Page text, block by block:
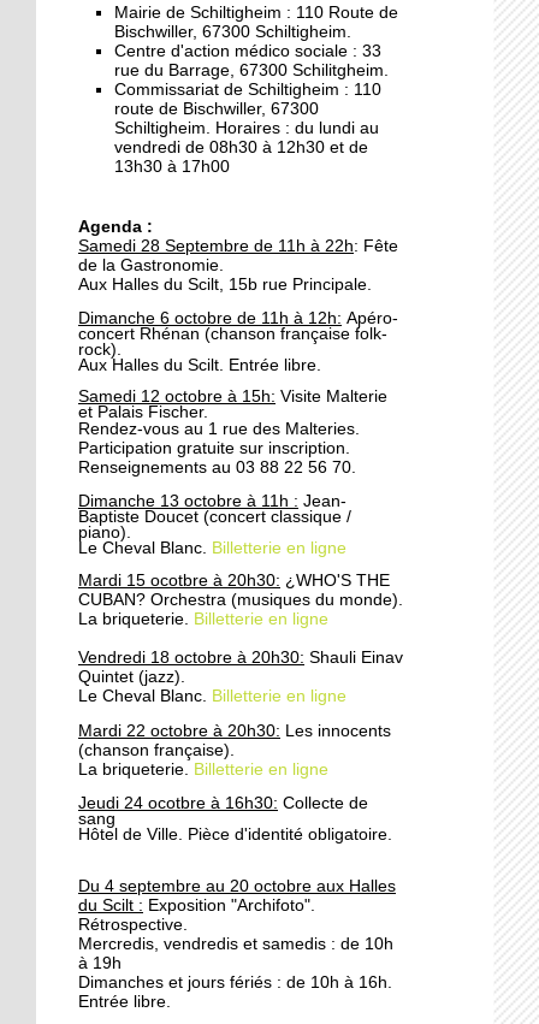
journalistes reviennent
sur les lieux de l'incendie
26 septembre 2019
Municipales 2020:
Christian Ball investi par
Les Républicains
La gastronomie s'invite
aux Halles
24 septembre 2019
Journées de
Kundoo ouvre le bal
24 septembre 2019
Travaux rue des
Chasseurs et rue de la
Patrie : fermeture à la
circulation
24 septembre 2019
Attention aux coupures
d'eau
Concertation publique:
Réaménagement des rues
Wenger-Valentin et
Raiffeisen
Cette épicerie où l'on
apprend le français
5 octobre 2016
Paroissiens et réfugiés
Mairie de Schiltigheim : 110 Route de
Bischwiller, 67300 Schiltigheim.
Centre d'action médico sociale : 33
rue du Barrage, 67300 Schilitgheim.
Commissariat de Schiltigheim : 110
route de Bischwiller, 67300
Schiltigheim. Horaires : du lundi au
vendredi de 08h30 à 12h30 et de
13h30 à 17h00
Agenda :
Samedi 28 Septembre de 11h à 22h: Fête
de la Gastronomie.
Aux Halles du Scilt, 15b rue Principale.
Dimanche 6 octobre de 11h à 12h: Apéro-
concert Rhénan (chanson française folk-
rock).
Aux Halles du Scilt. Entrée libre.
Samedi 12 octobre à 15h: Visite Malterie
et Palais Fischer.
Rendez-vous au 1 rue des Malteries.
Participation gratuite sur inscription.
Renseignements au 03 88 22 56 70.
Dimanche 13 octobre à 11h : Jean-
Baptiste Doucet (concert classique /
piano).
Le Cheval Blanc. Billetterie en ligne
Mardi 15 ocotbre à 20h30: ¿WHO'S THE
CUBAN? Orchestra (musiques du monde).
La briqueterie. Billetterie en ligne
Vendredi 18 octobre à 20h30: Shauli Einav
Quintet (jazz).
Le Cheval Blanc. Billetterie en ligne
Mardi 22 octobre à 20h30: Les innocents
(chanson française).
La briqueterie. Billetterie en ligne
Jeudi 24 ocotbre à 16h30: Collecte de
sang
Hôtel de Ville. Pièce d'identité obligatoire.
Du 4 septembre au 20 octobre aux Halles
du Scilt : Exposition "Archifoto".
Rétrospective.
Mercredis, vendredis et samedis : de 10h
à 19h
Dimanches et jours fériés : de 10h à 16h.
Entrée libre.